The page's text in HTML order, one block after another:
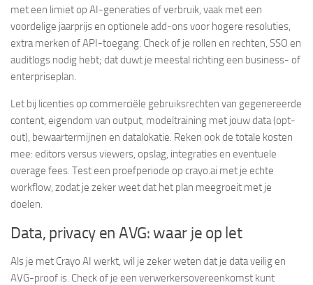
met een limiet op AI-generaties of verbruik, vaak met een
voordelige jaarprijs en optionele add-ons voor hogere resoluties,
extra merken of API-toegang. Check of je rollen en rechten, SSO en
auditlogs nodig hebt; dat duwt je meestal richting een business- of
enterpriseplan.
Let bij licenties op commerciële gebruiksrechten van gegenereerde
content, eigendom van output, modeltraining met jouw data (opt-
out), bewaartermijnen en datalokatie. Reken ook de totale kosten
mee: editors versus viewers, opslag, integraties en eventuele
overage fees. Test een proefperiode op crayo.ai met je echte
workflow, zodat je zeker weet dat het plan meegroeit met je
doelen.
Data, privacy en AVG: waar je op let
Als je met Crayo AI werkt, wil je zeker weten dat je data veilig en
AVG-proof is. Check of je een verwerkersovereenkomst kunt